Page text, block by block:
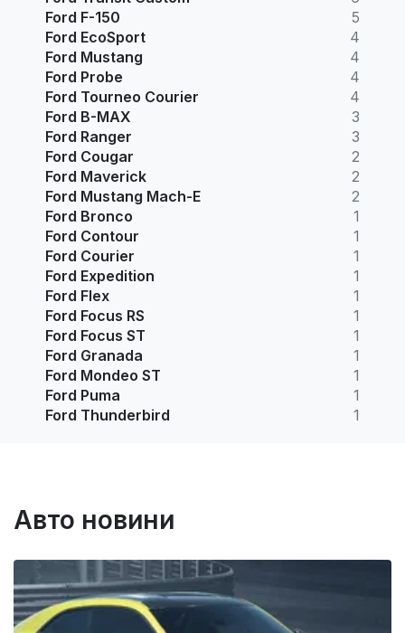
Ford F-150
5
Ford EcoSport
4
Ford Mustang
4
Ford Probe
4
Ford Tourneo Courier
4
Ford B-MAX
3
Ford Ranger
3
Ford Cougar
2
Ford Maverick
2
Ford Mustang Mach-E
2
Ford Bronco
1
Ford Contour
1
Ford Courier
1
Ford Expedition
1
Ford Flex
1
Ford Focus RS
1
Ford Focus ST
1
Ford Granada
1
Ford Mondeo ST
1
Ford Puma
1
Ford Thunderbird
1
Авто новини